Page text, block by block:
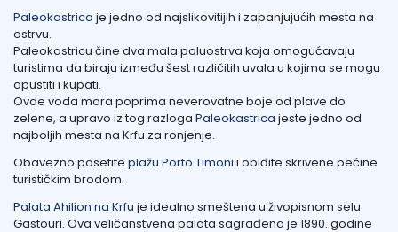
Paleokastrica je jedno od najslikovitijih i zapanjujućih mesta na
ostrvu.
Paleokastricu čine dva mala poluostrva koja omogućavaju
turistima da biraju između šest različitih uvala u kojima se mogu
opustiti i kupati.
Ovde voda mora poprima neverovatne boje od plave do
zelene, a upravo iz tog razloga Paleokastrica jeste jedno od
najboljih mesta na Krfu za ronjenje.
Obavezno posetite plažu Porto Timoni i obiđite skrivene pećine
turističkim brodom.
Palata Ahilion na Krfu je idealno smeštena u živopisnom selu
Gastouri. Ova veličanstvena palata sagrađena je 1890. godine